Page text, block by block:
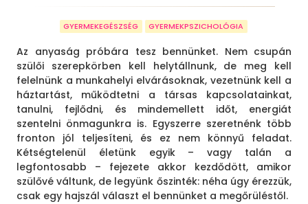
GYERMEKEGÉSZSÉG GYERMEKPSZICHOLÓGIA
Az anyaság próbára tesz bennünket. Nem csupán
szülői szerepkörben kell helytállnunk, de meg kell
felelnünk a munkahelyi elvárásoknak, vezetnünk kell a
háztartást, működtetni a társas kapcsolatainkat,
tanulni, fejlődni, és mindemellett időt, energiát
szentelni önmagunkra is. Egyszerre szeretnénk több
fronton jól teljesíteni, és ez nem könnyű feladat.
Kétségtelenül életünk egyik – vagy talán a
legfontosabb – fejezete akkor kezdődött, amikor
szülővé váltunk, de legyünk őszinték: néha úgy érezzük,
csak egy hajszál választ el bennünket a megőrüléstől.